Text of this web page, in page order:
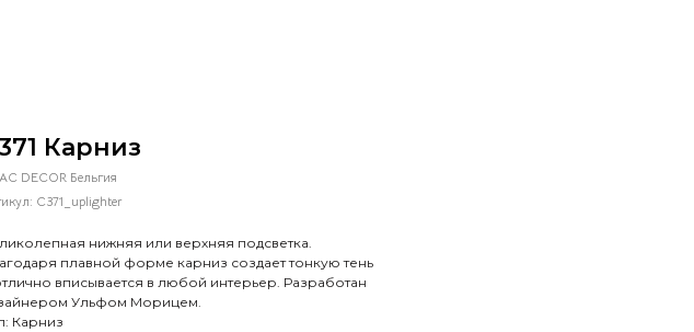
Карниз
DECOR Бельгия
C371_uplighter
нижняя или верхняя подсветка.
плавной форме карниз создает тонкую тень
вписывается в любой интерьер. Разработан
Ульфом Морицем.
Карниз